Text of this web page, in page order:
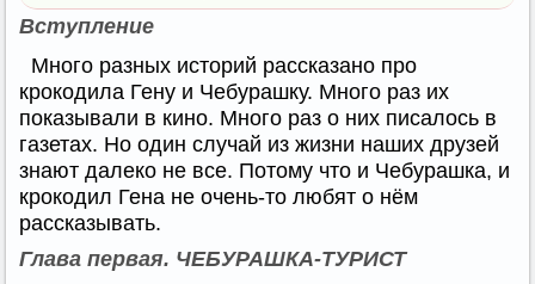
Вступление
Много разных историй рассказано про
крокодила Гену и Чебурашку. Много раз их
показывали в кино. Много раз о них писалось в
газетах. Но один случай из жизни наших друзей
знают далеко не все. Потому что и Чебурашка, и
крокодил Гена не очень-то любят о нём
рассказывать.
Глава первая. ЧЕБУРАШКА-ТУРИСТ